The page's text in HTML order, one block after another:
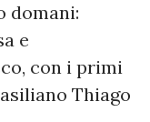
domani:
e
con i primi
Thiago